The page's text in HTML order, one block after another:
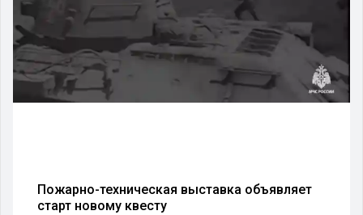
Пожарно-техническая выставка объявляет
старт новому квесту